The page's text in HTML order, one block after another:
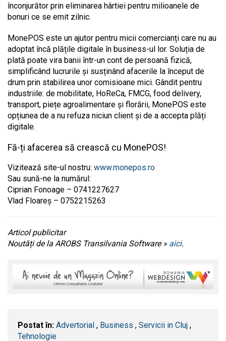
înconjurător prin eliminarea hârtiei pentru milioanele de
bonuri ce se emit zilnic.
MonePOS este un ajutor pentru micii comercianți care nu au
adoptat încă plățile digitale în business-ul lor. Soluția de
plată poate vira banii într-un cont de persoană fizică,
simplificând lucrurile și susținând afacerile la început de
drum prin stabilirea unor comisioane mici. Gândit pentru
industriile: de mobilitate, HoReCa, FMCG, food delivery,
transport, piețe agroalimentare și florării, MonePOS este
opțiunea de a nu refuza niciun client și de a accepta plăți
digitale.
Fă-ți afacerea să crească cu MonePOS!
Vizitează site-ul nostru: www.monepos.ro
Sau sună-ne la numărul:
Ciprian Fonoage – 0741227627
Vlad Floareș – 0752215263
Articol publicitar
Noutăți de la AROBS Transilvania Software » aici.
Postat în: Advertorial , Business , Servicii in Cluj ,
Tehnologie